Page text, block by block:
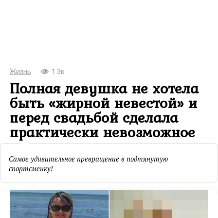
Жизнь 1.3к.
Полная девушка не хотела
быть «жирной невестой» и
перед свадьбой сделала
практически невозможное
Самое удивительное превращение в подтянутую
спортсменку!